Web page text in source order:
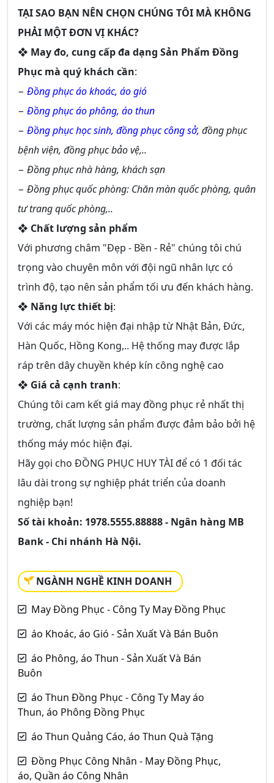
TẠI SAO BẠN NÊN CHỌN CHÚNG TÔI MÀ KHÔNG
PHẢI MỘT ĐƠN VỊ KHÁC?
❖ May đo, cung cấp đa dạng Sản Phẩm Đồng
Phục mà quý khách cần:
− Đồng phục áo khoác, áo gió
− Đồng phục áo phông, áo thun
− Đồng phục học sinh, đồng phục công sở, đồng phục
bệnh viện, đồng phục bảo vệ,..
− Đồng phục nhà hàng, khách sạn
− Đồng phục quốc phòng: Chăn màn quốc phòng, quân
tư trang quốc phòng,..
❖ Chất lượng sản phẩm
Với phương châm "Đẹp - Bền - Rẻ" chúng tôi chú
trọng vào chuyên môn với đội ngũ nhân lực có
trình độ, tạo nên sản phẩm tối ưu đến khách hàng.
❖ Năng lực thiết bị:
Với các máy móc hiện đại nhập từ Nhật Bản, Đức,
Hàn Quốc, Hồng Kong,.. Hệ thống may được lắp
ráp trên dây chuyền khép kín công nghệ cao
❖ Giá cả cạnh tranh:
Chúng tôi cam kết giá may đồng phục rẻ nhất thị
trường, chất lượng sản phẩm được đảm bảo bởi hệ
thống máy móc hiện đại.
Hãy gọi cho ĐỒNG PHỤC HUY TÀIđể có 1 đối tác
lâu dài trong sự nghiệp phát triển của doanh
nghiệp bạn!
Số tài khoản: 1978.5555.88888 - Ngân hàng MB
Bank - Chi nhánh Hà Nội.
NGÀNH NGHỀ KINH DOANH
May Đồng Phục - Công Ty May Đồng Phục
áo Khoác, áo Gió - Sản Xuất Và Bán Buôn
áo Phông, áo Thun - Sản Xuất Và Bán
Buôn
áo Thun Đồng Phục - Công Ty May áo
Thun, áo Phông Đồng Phục
áo Thun Quảng Cáo, áo Thun Quà Tặng
Đồng Phục Công Nhân - May Đồng Phục,
áo, Quần áo Công Nhân